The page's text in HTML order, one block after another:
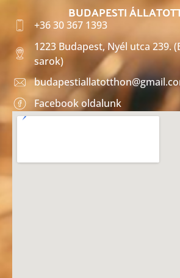
BUDAPESTI
+36 30 367 1393
1223 Budapest, Nyél utca 239.
sarok)
Facebook oldalunk